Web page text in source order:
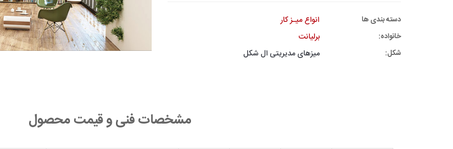
دسته بندی ها انواع میـز کار
خانواده: برلیانت
شکل: میزهای مدیریتی ال شکل
مشخصات فنی و قیمت محصول